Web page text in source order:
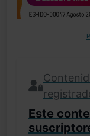
Este